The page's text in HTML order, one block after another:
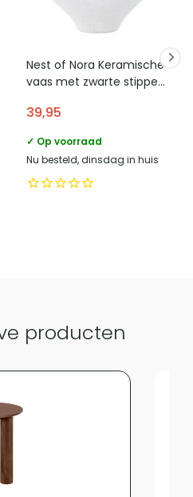
Mango hout
HomeLiving.nl
Lange voren 8, 5541RT
Reusel
wandschappen en poefs
Nest of Nora Keramische
vaas met zwarte stippen
39,95
✓ Op voorraad
Nu besteld, dinsdag in huis
producten